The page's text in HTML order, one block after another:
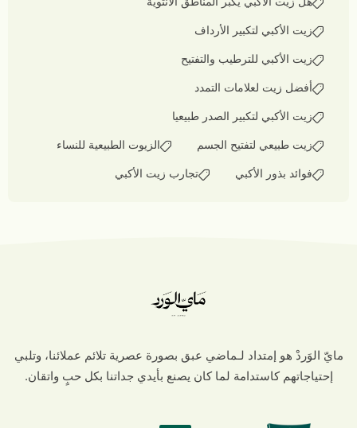
زيت الأكبي لتكبير الأرداف
زيت الأكبي للترطيب والتفتيح
أفضل زيت لعلامات التمدد
زيت الأكبي لتكبير الصدر طبيعيا
زيت طبيعي لتفتيح الجسم الزيوت الطبيعية للنساء
فوائد بذور الأكبي تجارب زيت الأكبي
مايّ الوَردْ هو إمتداد لـماضي عبق بصورة عصرية تلائم عملائنا، وتلبي
إحتياجاتهم كاستدامة لما كان يصنع بأيدي جداتنا بكل حبٍ واتقان.